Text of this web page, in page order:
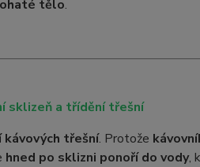
tělo.
sklizeň a třídění třešní
kávových třešní. Protože
hned po sklizni ponoří do vody,